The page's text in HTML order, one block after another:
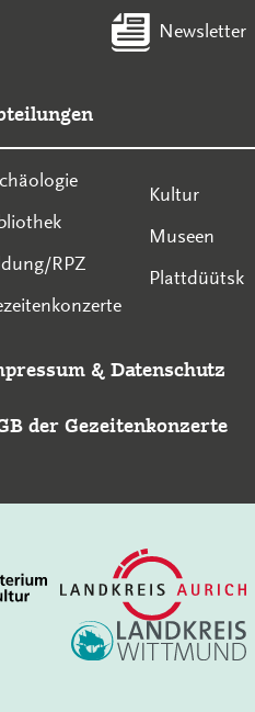
Newsletter
RPZ
Kultur
Museen
Plattdüütsk
& Datenschutz
der Gezeitenkonzerte
suchen: